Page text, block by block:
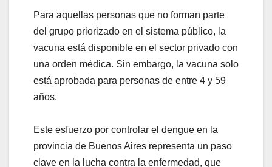
Para aquellas personas que no forman parte
del grupo priorizado en el sistema público, la
vacuna está disponible en el sector privado con
una orden médica. Sin embargo, la vacuna solo
está aprobada para personas de entre 4 y 59
años.
Este esfuerzo por controlar el dengue en la
provincia de Buenos Aires representa un paso
clave en la lucha contra la enfermedad, que